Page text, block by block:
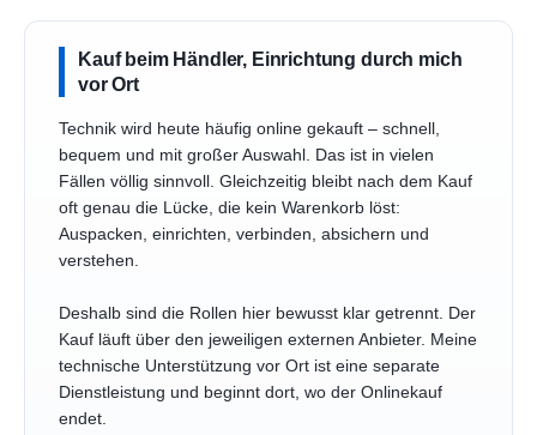
Kauf beim Händler, Einrichtung durch mich
vor Ort
Technik wird heute häufig online gekauft – schnell,
bequem und mit großer Auswahl. Das ist in vielen
Fällen völlig sinnvoll. Gleichzeitig bleibt nach dem Kauf
oft genau die Lücke, die kein Warenkorb löst:
Auspacken, einrichten, verbinden, absichern und
verstehen.
Deshalb sind die Rollen hier bewusst klar getrennt. Der
Kauf läuft über den jeweiligen externen Anbieter. Meine
technische Unterstützung vor Ort ist eine separate
Dienstleistung und beginnt dort, wo der Onlinekauf
endet.